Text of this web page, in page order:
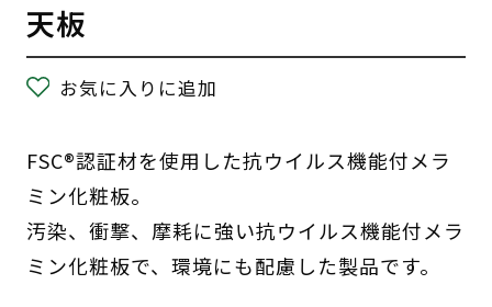
天板
お気に入りに追加
FSC®認証材を使用した抗ウイルス機能付メラ
ミン化粧板。
汚染、衝撃、摩耗に強い抗ウイルス機能付メラ
ミン化粧板で、環境にも配慮した製品です。